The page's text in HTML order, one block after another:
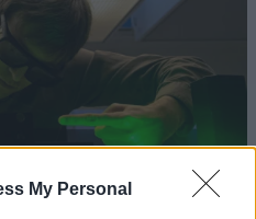
My Personal